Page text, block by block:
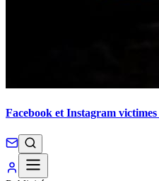
Facebook et Instagram